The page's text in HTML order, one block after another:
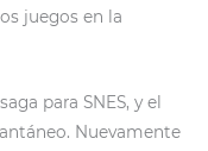
juegos en la
para SNES, y el
Nuevamente